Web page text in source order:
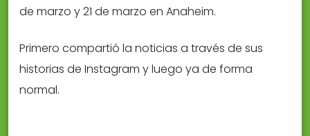
de marzo y 21 de marzo en Anaheim.
Primero compartió la noticias a través de sus
historias de Instagram y luego ya de forma
normal.